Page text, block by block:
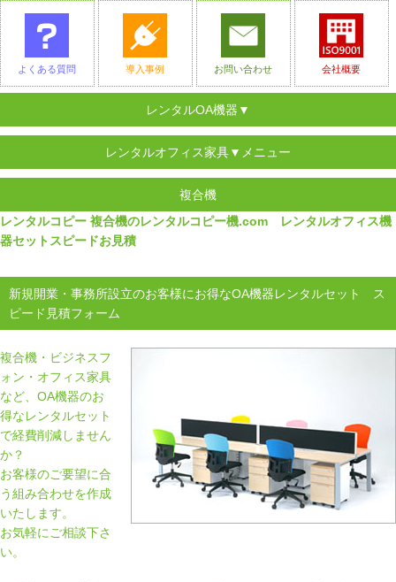
よくある質問 導入事例 お問い合わせ 会社概要
レンタルOA機器▼
レンタルオフィス家具▼メニュー
複合機
レンタルコピー 複合機のレンタルコピー機.com レンタルオフィス機
器セットスピードお見積
新規開業・事務所設立のお客様にお得なOA機器レンタルセット ス
ピード見積フォーム
複合機・ビジネスフ
ォン・オフィス家具
など、OA機器のお
得なレンタルセット
で経費削減しません
か？
お客様のご要望に合
う組み合わせを作成
いたします。
お気軽にご相談下さ
い。